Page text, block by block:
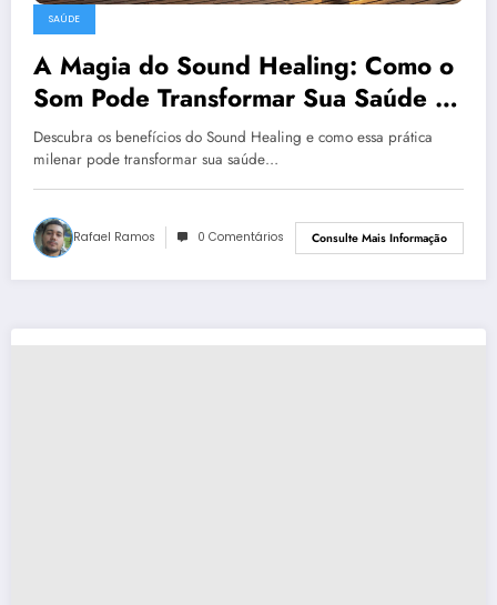
SAÚDE
A Magia do Sound Healing: Como o
Som Pode Transformar Sua Saúde e
Bem-Estar
Descubra os benefícios do Sound Healing e como essa prática
milenar pode transformar sua saúde…
Rafael Ramos 0 Comentários Consulte Mais Informação